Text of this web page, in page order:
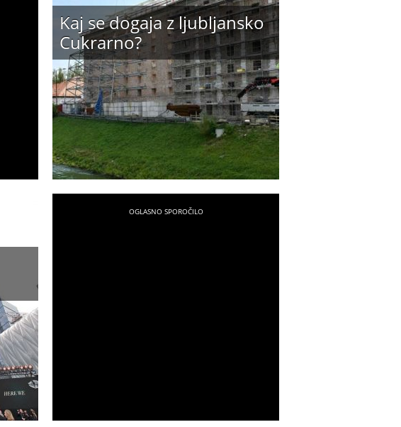
Kaj se dogaja z ljubljansko
Cukrarno?